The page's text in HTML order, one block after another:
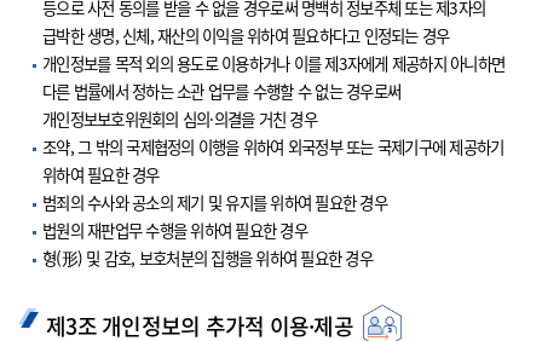
등으로 사전 동의를 받을 수 없을 경우로써 명백히 정보주체 또는 제3자의
급박한 생명, 신체, 재산의 이익을 위하여 필요하다고 인정되는 경우
개인정보를 목적 외의 용도로 이용하거나 이를 제3자에게 제공하지 아니하면
다른 법률에서 정하는 소관 업무를 수행할 수 없는 경우로써
개인정보보호위원회의 심의·의결을 거친 경우
조약, 그 밖의 국제협정의 이행을 위하여 외국정부 또는 국제기구에 제공하기
위하여 필요한 경우
범죄의 수사와 공소의 제기 및 유지를 위하여 필요한 경우
법원의 재판업무 수행을 위하여 필요한 경우
형(形) 및 감호, 보호처분의 집행을 위하여 필요한 경우
제3조 개인정보의 추가적 이용·제공